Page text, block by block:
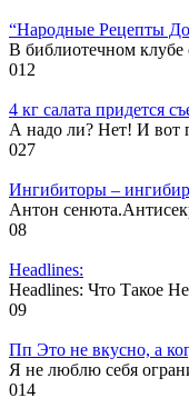
“Народные Рецепты
В библиотечном клубе
012
4 кг салата придется
А надо ли? Нет! И вот
027
Ингибиторы –
Антон
08
Headlines:
Headlines: Что Такое
09
Пп Это не вкусно, а
Я не люблю себя
014